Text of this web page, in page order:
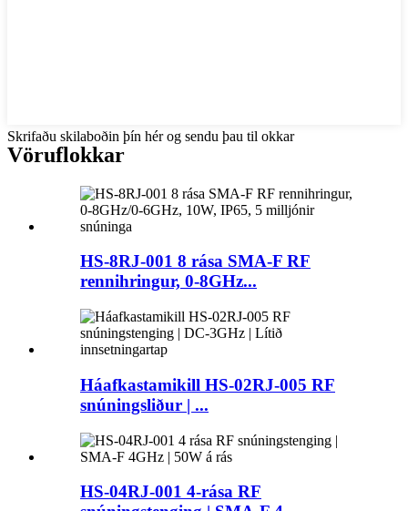
Skrifaðu skilaboðin þín hér og sendu þau til okkar
Vöruflokkar
HS-8RJ-001 8 rása SMA-F RF
rennihringur, 0-8GHz...
Háafkastamikill HS-02RJ-005 RF
snúningsliður | ...
HS-04RJ-001 4-rása RF